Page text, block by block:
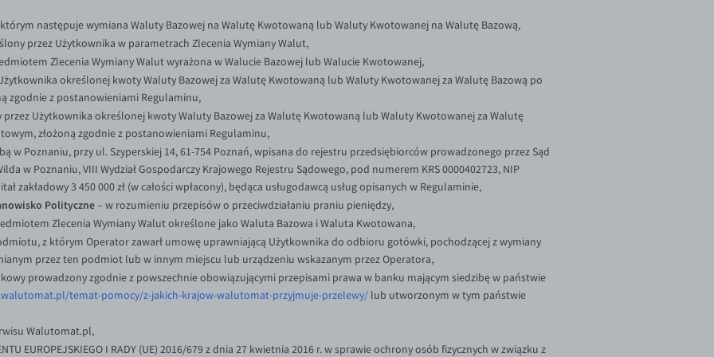
następuje wymiana Waluty Bazowej na Walutę Kwotowaną lub Waluty Kwotowanej na Walutę Bazową,
przez Użytkownika w parametrach Zlecenia Wymiany Walut,
Zlecenia Wymiany Walut wyrażona w Walucie Bazowej lub Walucie Kwotowanej,
określonej kwoty Waluty Bazowej za Walutę Kwotowaną lub Waluty Kwotowanej za Walutę Bazową po
zgodnie z postanowieniami Regulaminu,
Użytkownika określonej kwoty Waluty Bazowej za Walutę Kwotowaną lub Waluty Kwotowanej za Walutę
złożoną zgodnie z postanowieniami Regulaminu,
w Poznaniu, przy ul. Szyperskiej 14, 61-754 Poznań, wpisana do rejestru przedsiębiorców prowadzonego przez Sąd
w Poznaniu, VIII Wydział Gospodarczy Krajowego Rejestru Sądowego, pod numerem KRS 0000402723, NIP
zakładowy 3 450 000 zł (w całości wpłacony), będąca usługodawcą usług opisanych w Regulaminie,
Polityczne– w rozumieniu przepisów o przeciwdziałaniu praniu pieniędzy,
Zlecenia Wymiany Walut określone jako Waluta Bazowa i Waluta Kwotowana,
z którym Operator zawarł umowę uprawniającą Użytkownika do odbioru gotówki, pochodzącej z wymiany
przez ten podmiot lub w innym miejscu lub urządzeniu wskazanym przez Operatora,
prowadzony zgodnie z powszechnie obowiązującymi przepisami prawa w banku mającym siedzibę w państwie
temat-pomocy/z-jakich-krajow-walutomat-przyjmuje-przelewy/ lub utworzonym w tym państwie
Walutomat.pl,
EUROPEJSKIEGO I RADY (UE) 2016/679 z dnia 27 kwietnia 2016 r. w sprawie ochrony osób fizycznych w związku z